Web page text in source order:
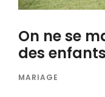
On ne se
des
MARIAGE